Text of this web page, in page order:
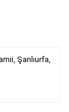
Şanlıurfa,